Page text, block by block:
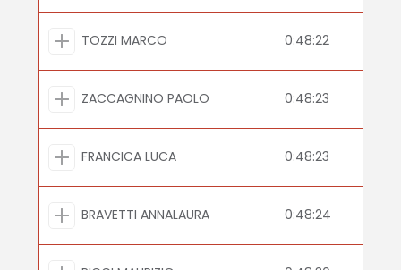
TOZZI MARCO 0:48:22
ZACCAGNINO PAOLO 0:48:23
FRANCICA LUCA 0:48:23
BRAVETTI ANNALAURA 0:48:24